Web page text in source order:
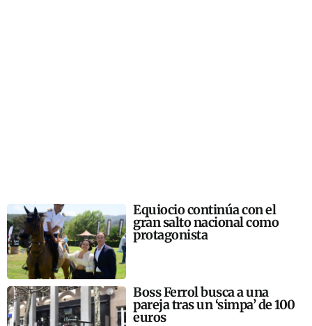
Equiocio continúa con el
gran salto nacional como
protagonista
Boss Ferrol busca a una
pareja tras un ‘simpa’ de 100
euros